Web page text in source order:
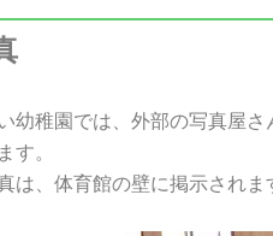
幼稚園では、外部の写真屋
す。
は、体育館の壁に掲示されま